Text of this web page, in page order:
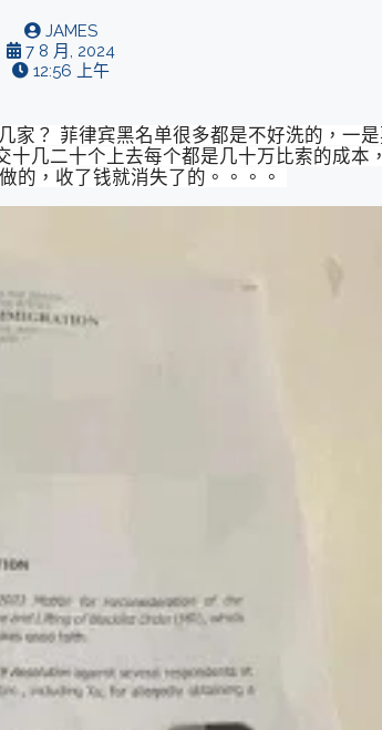
JAMES
7 8 月, 2024
12:56 上午
家？ 菲律宾黑名单很多都是不好洗的，一
几二十个上去每个都是几十万比索的成本
的，收了钱就消失了的。。。。